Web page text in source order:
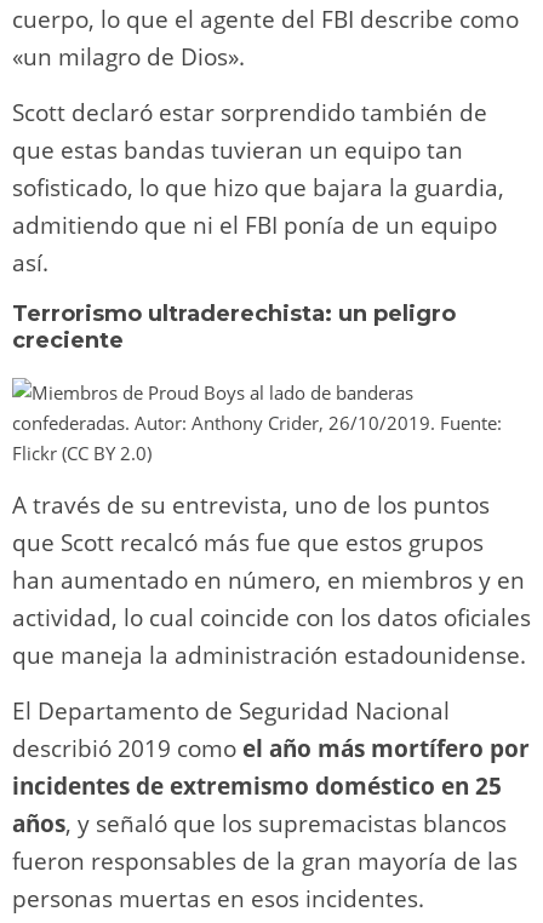
cuerpo, lo que el agente del FBI describe como
«un milagro de Dios».
Scott declaró estar sorprendido también de
que estas bandas tuvieran un equipo tan
sofisticado, lo que hizo que bajara la guardia,
admitiendo que ni el FBI ponía de un equipo
así.
Terrorismo ultraderechista: un peligro
creciente
A través de su entrevista, uno de los puntos
que Scott recalcó más fue que estos grupos
han aumentado en número, en miembros y en
actividad, lo cual coincide con los datos oficiales
que maneja la administración estadounidense.
El Departamento de Seguridad Nacional
describió 2019 como el año más mortífero por
incidentes de extremismo doméstico en 25
años, y señaló que los supremacistas blancos
fueron responsables de la gran mayoría de las
personas muertas en esos incidentes.